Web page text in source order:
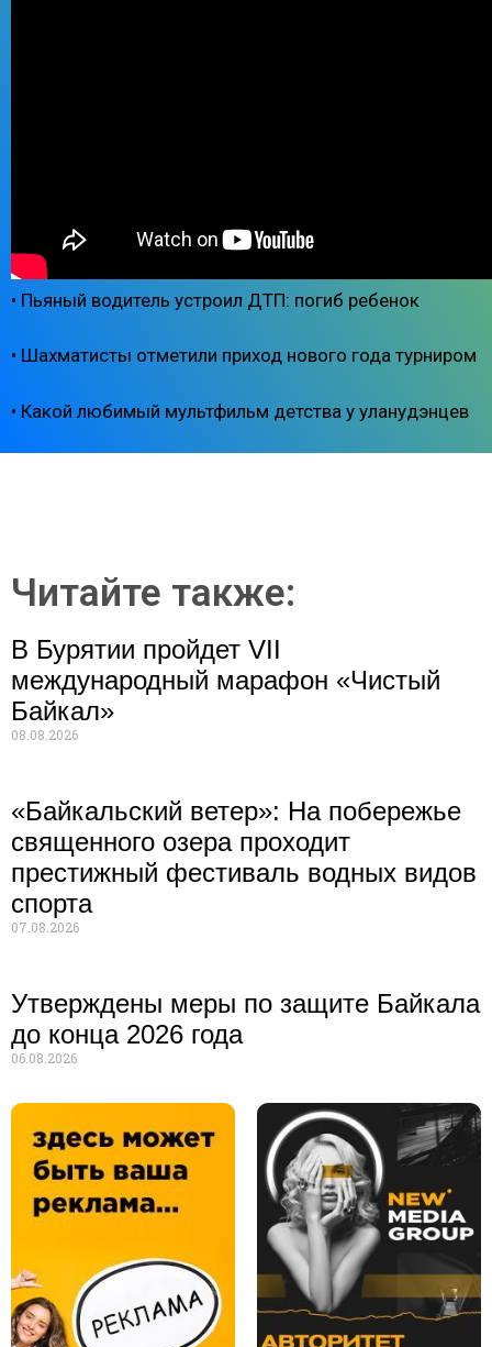
• Пьяный водитель устроил ДТП: погиб ребенок
• Шахматисты отметили приход нового года турниром
• Какой любимый мультфильм детства у уланудэнцев
Читайте также:
В Бурятии пройдет VII
международный марафон «Чистый
Байкал»
08.08.2026
«Байкальский ветер»: На побережье
священного озера проходит
престижный фестиваль водных видов
спорта
07.08.2026
Утверждены меры по защите Байкала
до конца 2026 года
06.08.2026